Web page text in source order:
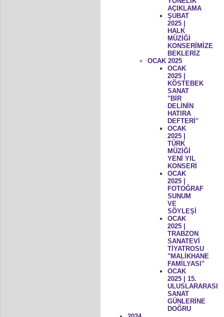
AÇIKLAMA
ŞUBAT
2025 |
HALK
MÜZİĞİ
KONSERİMİZE
BEKLERİZ
OCAK 2025
OCAK
2025 |
KÖSTEBEK
SANAT
"BİR
DELİNİN
HATIRA
DEFTERİ"
OCAK
2025 |
TÜRK
MÜZİĞİ
YENİ YIL
KONSERİ
OCAK
2025 |
FOTOĞRAF
SUNUM
VE
SÖYLEŞİ
OCAK
2025 |
TRABZON
SANATEVİ
TİYATROSU
"MALİKHANE
FAMİLYASI"
OCAK
2025 | 15.
ULUSLARARASI
SANAT
GÜNLERİNE
DOĞRU